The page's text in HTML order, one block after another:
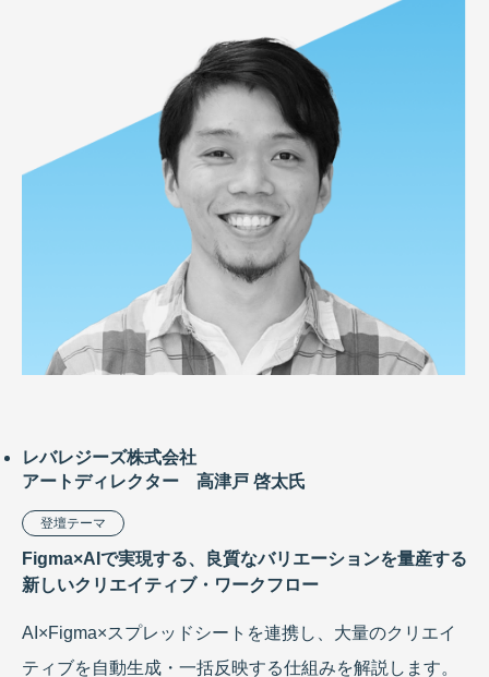
レバレジーズ株式会社
アートディレクター 高津戸 啓太氏
登壇テーマ
Figma×AIで実現する、良質なバリエーションを量産する
新しいクリエイティブ・ワークフロー
AI×Figma×スプレッドシートを連携し、大量のクリエイ
ティブを自動生成・一括反映する仕組みを解説します。